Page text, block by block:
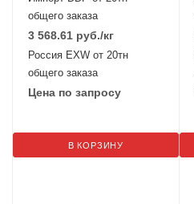
общего заказа
3 568.61 руб./кг
Россия EXW от 20тн
общего заказа
Цена по запросу
В КОРЗИНУ